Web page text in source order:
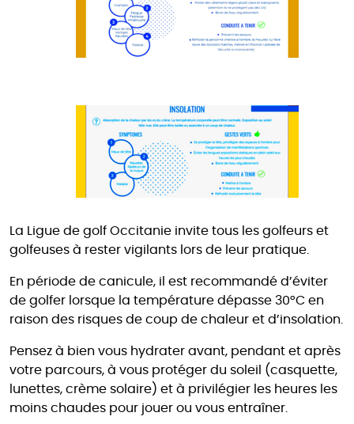
La Ligue de golf Occitanie invite tous les golfeurs et
golfeuses à rester vigilants lors de leur pratique.
En période de canicule, il est recommandé d’éviter
de golfer lorsque la température dépasse 30°C en
raison des risques de coup de chaleur et d’insolation.
Pensez à bien vous hydrater avant, pendant et après
votre parcours, à vous protéger du soleil (casquette,
lunettes, crème solaire) et à privilégier les heures les
moins chaudes pour jouer ou vous entraîner.